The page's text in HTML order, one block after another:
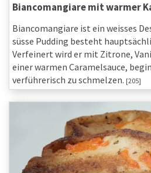
Biancomangiare mit warmer
Biancomangiare ist ein weisses
süsse Pudding besteht
Verfeinert wird er mit Zitrone,
einer warmen Caramelsauce,
verführerisch zu schmelzen. [205]